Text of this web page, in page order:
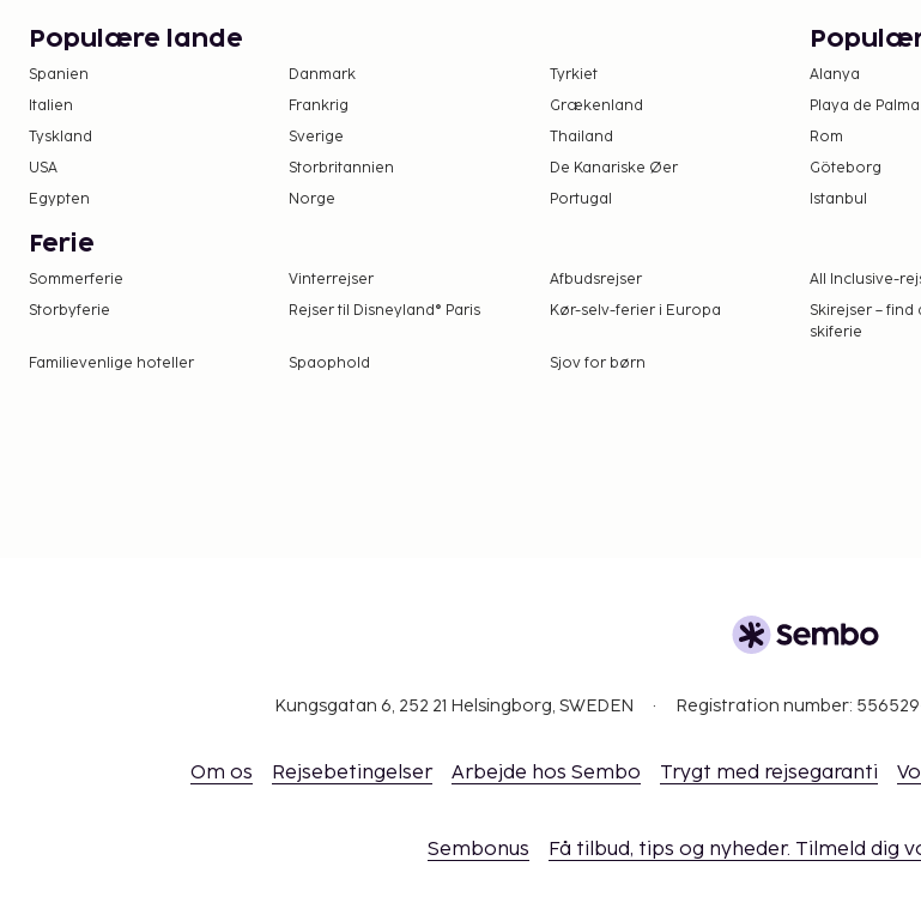
Populære lande
Spanien Danmark
Tyrkiet
Italien
Frankrig
Grækenland
Tyskland
Sverige
Thailand
USA
Storbritannien
De Kanariske Øer
Egypten
Norge Portugal
Alanya
Playa de Palma
Rom
Göteborg
Istanbul
Ferie
Sommerferie Vinterrejser Afbudsrejser All Inclusive-
Storbyferie
Rejser til Disneyland® Paris Kør-selv-ferier i Europa
Skirejser –
skiferie
Familievenlige hoteller Spaophold Sjov for børn
Kungsgatan 6, 252 21 Helsingborg, SWEDEN Registration number:
Om os Rejsebetingelser Arbejde hos Sembo Trygt med rejsegaranti
Sembonus Få tilbud, tips og nyheder. Tilmeld dig